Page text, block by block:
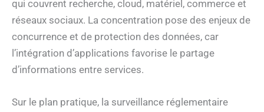
qui couvrent recherche, cloud, matériel, commerce et
réseaux sociaux. La concentration pose des enjeux de
concurrence et de protection des données, car
l’intégration d’applications favorise le partage
d’informations entre services.
Sur le plan pratique, la surveillance réglementaire